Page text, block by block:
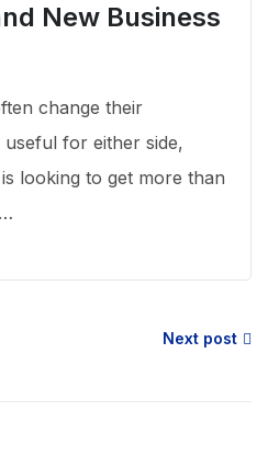
New Business
change their
for either side,
looking to get more than
Next post